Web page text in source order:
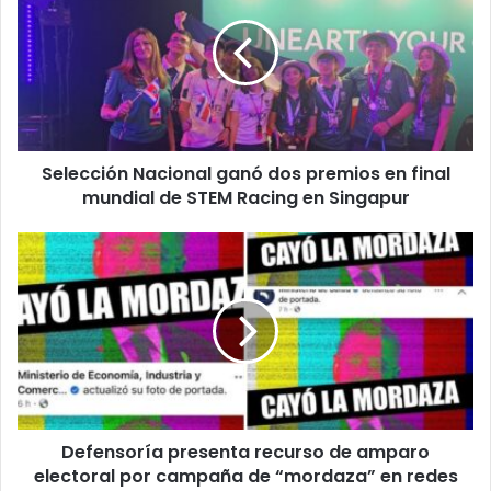
ganó
dos
premios
en
mundial
de
STEM
Singapur
Selección Nacional ganó dos premios en final
mundial de STEM Racing en Singapur
Defensoría
presenta
recurso
de
amparo
electoral
por
campaña
de
“mordaza”Defensoría presenta recurso de amparo
electoral por campaña de “mordaza” en redes